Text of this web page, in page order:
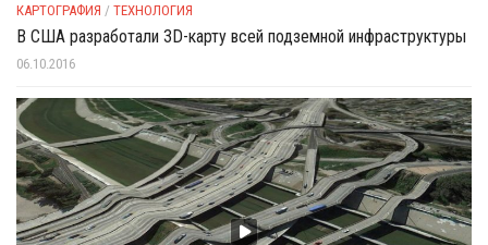
КАРТОГРАФИЯ / ТЕХНОЛОГИЯ
В США разработали 3D-карту всей подземной инфраструктуры
06.10.2016